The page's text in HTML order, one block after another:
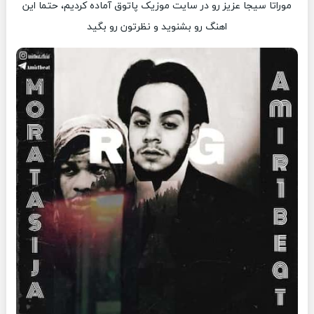
موراتا سیجا عزیز رو در سایت موزیک پاتوق آماده کردیم، حتما این
اهنگ رو بشنوید و نظرتون رو بگید